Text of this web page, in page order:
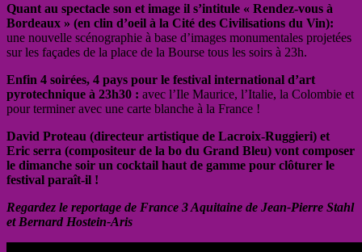
Quant au spectacle son et image il s’intitule « Rendez-vous à
Bordeaux » (en clin d’oeil à la Cité des Civilisations du Vin):
une nouvelle scénographie à base d’images monumentales projetées
sur les façades de la place de la Bourse tous les soirs à 23h.
Enfin 4 soirées, 4 pays pour le festival international d’art
pyrotechnique à 23h30 : avec l’Ile Maurice, l’Italie, la Colombie et
pour terminer avec une carte blanche à la France !
David Proteau (directeur artistique de Lacroix-Ruggieri) et
Eric serra (compositeur de la bo du Grand Bleu) vont composer
le dimanche soir un cocktail haut de gamme pour clôturer le
festival paraît-il !
Regardez le reportage de France 3 Aquitaine de Jean-Pierre Stahl
et Bernard Hostein-Aris